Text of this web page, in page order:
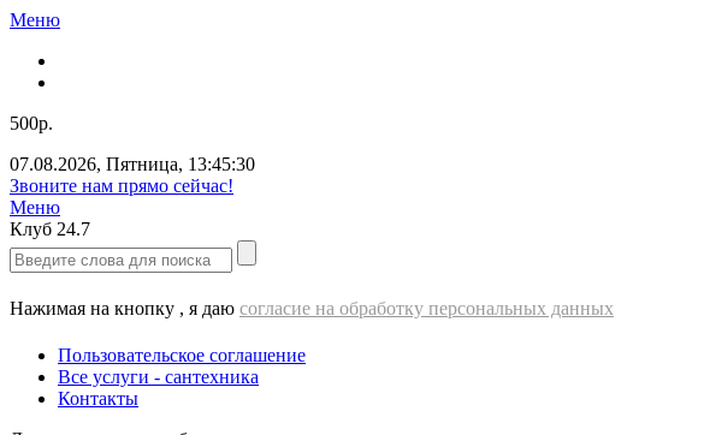
Меню
500р.
07.08.2026, Пятница, 13:45:31
Звоните нам прямо сейчас!
Меню
Клуб 24.7
Нажимая на кнопку , я даю согласие на обработку персональных данных
Пользовательское соглашение
Все услуги - cантехника
Контакты